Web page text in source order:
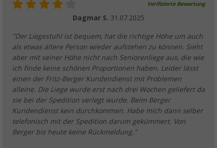
Verifizierte Bewertung
Dagmar S. 31.07.2025
"Der Liegestuhl ist bequem, hat die richtige Höhe um auch
als etwas ältere Person wieder aufstehen zu können. Sieht
aber mit seiner Höhe nicht nach Seniorenliege aus, die wie
ich finde keine schönen Proportionen haben. Leider lässt
einen der Fritz-Berger Kundendienst mit Problemen
alleine. Die Liege wurde erst nach drei Wochen geliefert da
sie bei der Spedition verlegt wurde. Beim Berger
Kundendienst kein durchkommen. Habe mich dann selber
telefonisch mit der Spedition darum gekümmert. Von
Berger bis heute keine Rückmeldung."